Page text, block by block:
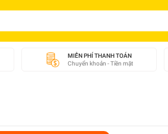
MIỄN PHÍ THANH TOÁN
Chuyển khoản - Tiền mặt